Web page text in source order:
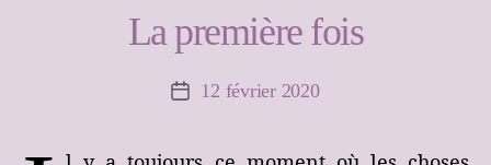
La première fois
Date12 février 2020